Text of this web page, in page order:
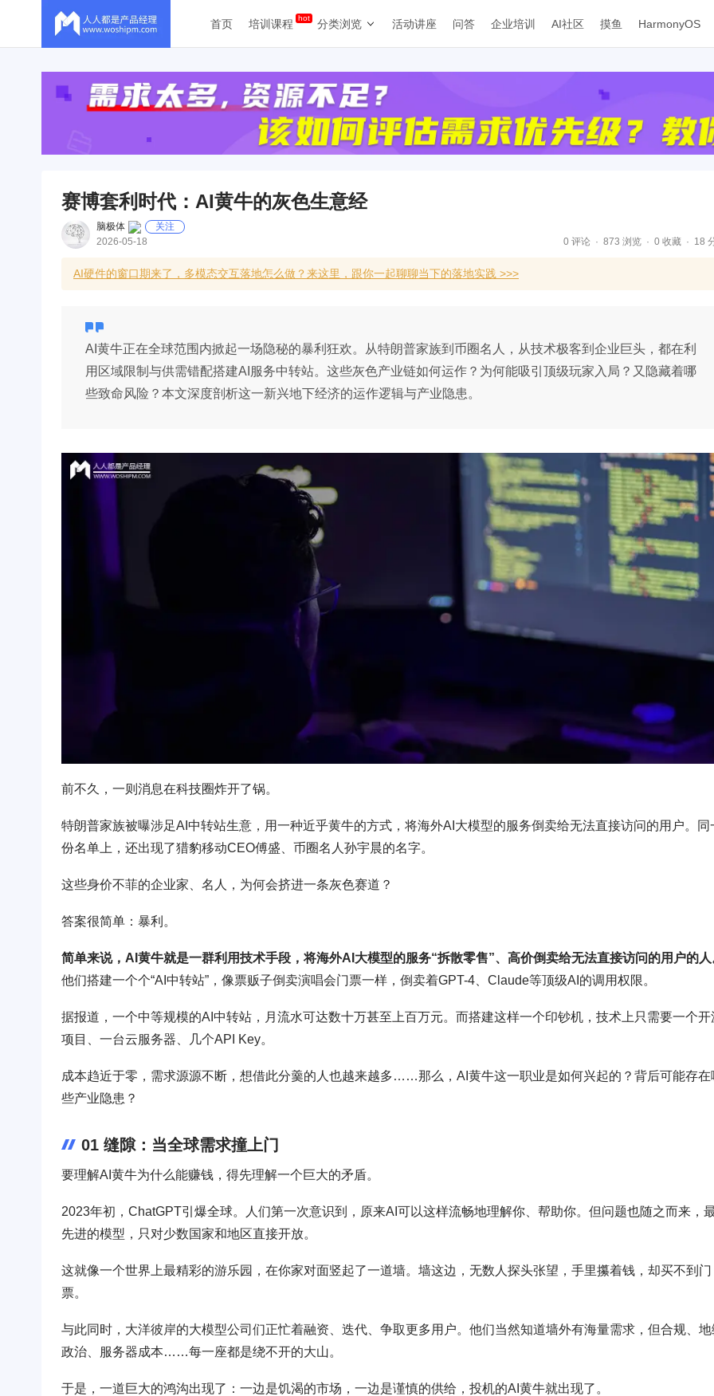
首页 培训课程 分类浏览 活动讲座 问答 企业培训 AI社区 摸鱼 HarmonyOS
赛博套利时代：AI黄牛的灰色生意经
脑极体
关注
2026-05-18
0 评论 873 浏览 0 收藏 18
AI硬件的窗口期来了，多模态交互落地怎么做？来这里，跟你一起聊聊当下的落地实践 >>>
AI黄牛正在全球范围内掀起一场隐秘的暴利狂欢。从特朗普家族到币圈名人，从技术极客到企业巨头，都在利
用区域限制与供需错配搭建AI服务中转站。这些灰色产业链如何运作？为何能吸引顶级玩家入局？又隐藏着哪
些致命风险？本文深度剖析这一新兴地下经济的运作逻辑与产业隐患。
前不久，一则消息在科技圈炸开了锅。
特朗普家族被曝涉足AI中转站生意，用一种近乎黄牛的方式，将海外AI大模型的服务倒卖给无法直接访问的用户。同
份名单上，还出现了猎豹移动CEO傅盛、币圈名人孙宇晨的名字。
这些身价不菲的企业家、名人，为何会挤进一条灰色赛道？
答案很简单：暴利。
简单来说，AI黄牛就是一群利用技术手段，将海外AI大模型的服务“拆散零售”、高价倒卖给无法直接访问的用户的人
他们搭建一个个“AI中转站”，像票贩子倒卖演唱会门票一样，倒卖着GPT-4、Claude等顶级AI的调用权限。
据报道，一个中等规模的AI中转站，月流水可达数十万甚至上百万元。而搭建这样一个印钞机，技术上只需要一个开
项目、一台云服务器、几个API Key。
成本趋近于零，需求源源不断，想借此分羹的人也越来越多……那么，AI黄牛这一职业是如何兴起的？背后可能存在
些产业隐患？
01 缝隙：当全球需求撞上门
要理解AI黄牛为什么能赚钱，得先理解一个巨大的矛盾。
2023年初，ChatGPT引爆全球。人们第一次意识到，原来AI可以这样流畅地理解你、帮助你。但问题也随之而来，
先进的模型，只对少数国家和地区直接开放。
这就像一个世界上最精彩的游乐园，在你家对面竖起了一道墙。墙这边，无数人探头张望，手里攥着钱，却买不到门
票。
与此同时，大洋彼岸的大模型公司们正忙着融资、迭代、争取更多用户。他们当然知道墙外有海量需求，但合规、地
政治、服务器成本……每一座都是绕不开的大山。
于是，一道巨大的鸿沟出现了：一边是饥渴的市场，一边是谨慎的供给，投机的AI黄牛就出现了。